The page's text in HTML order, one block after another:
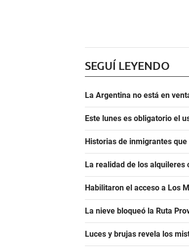
SEGUÍ LEYENDO
La Argentina no está en
Este lunes es obligatorio el
Historias de inmigrantes
La realidad de los
Habilitaron el acceso a Los
La nieve bloqueó la Ruta
Luces y brujas revela los